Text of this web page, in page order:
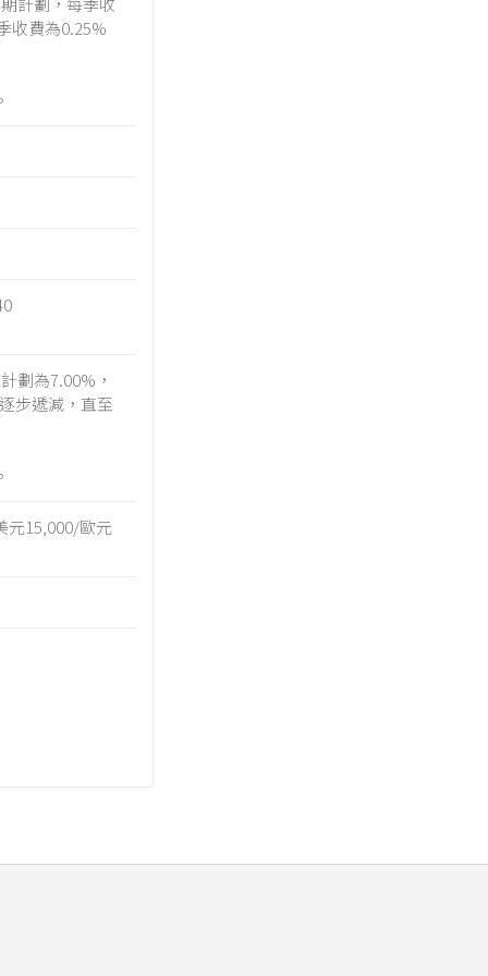
收費為0.25%
劃為7.00%，
步遞減，直至
元15,000/歐元